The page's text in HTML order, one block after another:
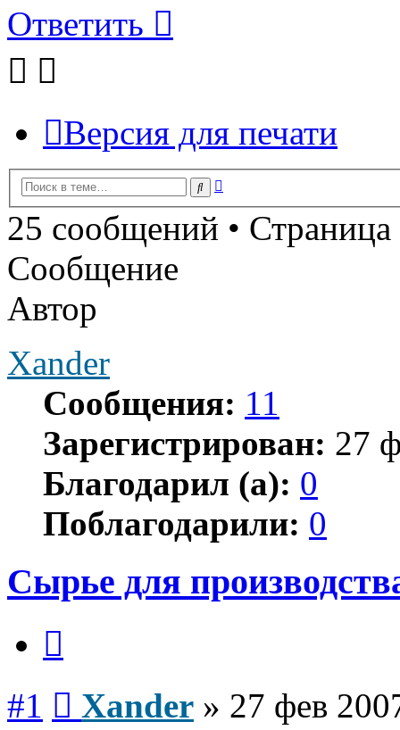
Ответить
Версия для печати
Поиск
25 сообщений • Страница
Сообщение
Автор
Xander
Сообщения: 11
Зарегистрирован: 27
Благодарил (а): 0
Поблагодарили: 0
Сырье для
#1 Xander » 27 фев